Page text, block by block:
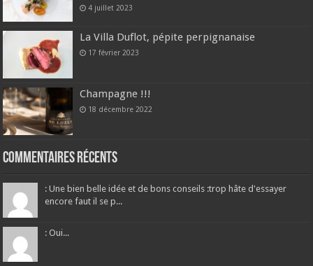
4 juillet 2023
La Villa Duflot, pépite perpignanaise
17 février 2023
Champagne !!!
18 décembre 2022
Commentaires récents
: Une bien belle idée et de bons conseils :trop hâte d'essayer
encore faut il se p...
: Oui...